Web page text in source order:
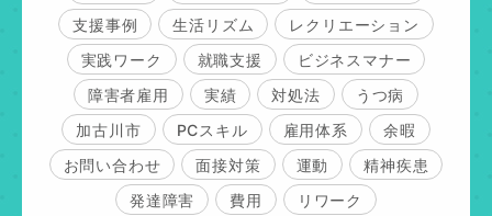
支援事例
生活リズム
レクリエーション
実践ワーク
就職支援
ビジネスマナー
障害者雇用
実績 対処法
うつ病
加古川市
PCスキル 雇用体系
余暇
お問い合わせ
面接対策 運動
精神疾患
発達障害
費用
リワーク